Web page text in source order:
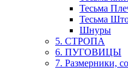
Тесьма
Тесьма
Шнуры
5. СТРОПА
6. ПУГОВИЦЫ
7. Размерники,